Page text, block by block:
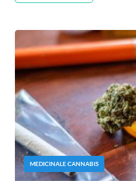
MEDICINALE CANNABIS